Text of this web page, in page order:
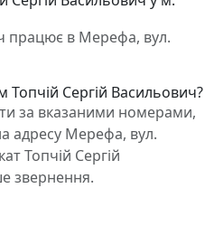
працює в Мерефа, вул.
Топчій Сергій Васильович?
за вказаними номерами,
адресу Мерефа, вул.
Топчій Сергій
звернення.